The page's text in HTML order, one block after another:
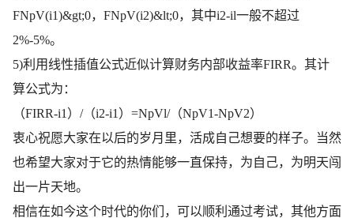
FNpV(i1)&gt;0，FNpV(i2)&lt;0，其中i2-il一般不超过
2%-5%。
5)利用线性插值公式近似计算财务内部收益率FIRR。其计
算公式为：
（FIRR-i1）/（i2-i1）=NpVl/（NpV1-NpV2）
衷心祝愿大家在以后的岁月里，活成自己想要的样子。当然
也希望大家对于它的热情能够一直保持，为自己，为明天闯
出一片天地。
相信在如今这个时代的你们，可以顺利通过考试，其他方面